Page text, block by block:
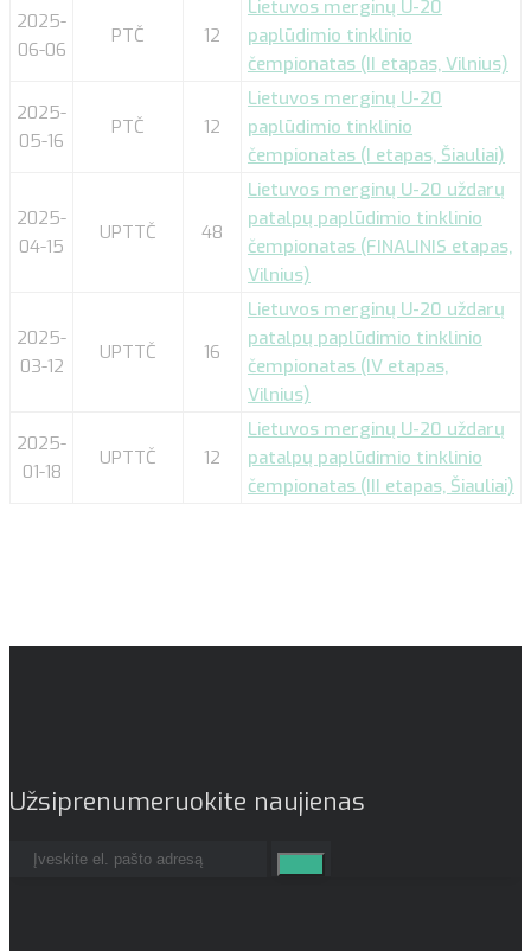
2025-
06-06
PTČ 12
Lietuvos merginų U-20
paplūdimio tinklinio
čempionatas (II etapas, Vilnius)
2025-
05-16
PTČ 12
Lietuvos merginų U-20
paplūdimio tinklinio
čempionatas (I etapas, Šiauliai)
2025-
04-15
UPTTČ 48
Lietuvos merginų U-20 uždarų
patalpų paplūdimio tinklinio
čempionatas (FINALINIS etapas,
Vilnius)
2025-
03-12
UPTTČ 16
Lietuvos merginų U-20 uždarų
patalpų paplūdimio tinklinio
čempionatas (IV etapas,
Vilnius)
2025-
01-18
UPTTČ 12
Lietuvos merginų U-20 uždarų
patalpų paplūdimio tinklinio
čempionatas (III etapas, Šiauliai)
Užsiprenumeruokite naujienas